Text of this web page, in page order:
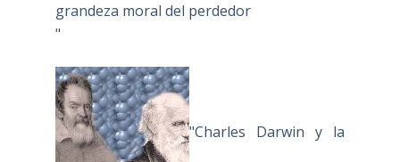
grandeza moral del perdedor
"
"Charles Darwin y la